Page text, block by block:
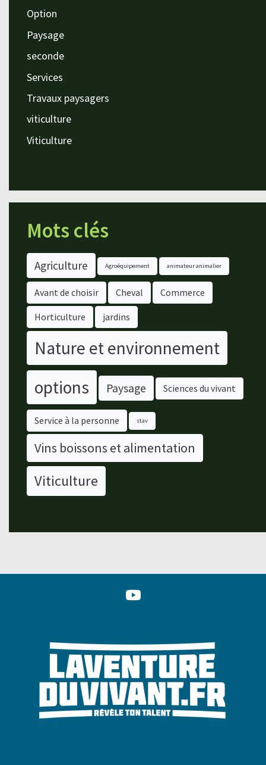
Option
Paysage
seconde
Services
Travaux paysagers
viticulture
Viticulture
Mots clés
Agriculture Agroéquipement animateur animalier
Avant de choisir Cheval Commerce
Horticulture jardins
Nature et environnement
options
Paysage Sciences du vivant
Service à la personne stav
Vins boissons et alimentation
Viticulture